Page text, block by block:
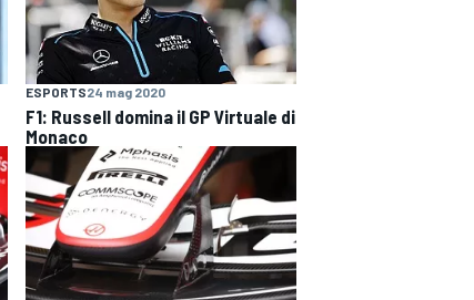
ESPORTS24 mag 2020
F1: Russell domina il GP Virtuale di
Monaco